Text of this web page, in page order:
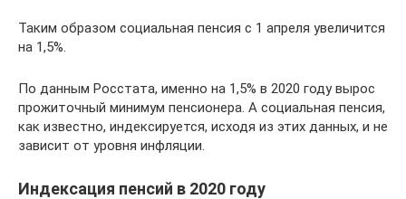
Таким образом социальная пенсия с 1 апреля увеличится
на 1,5%.
По данным Росстата, именно на 1,5% в 2020 году вырос
прожиточный минимум пенсионера. А социальная пенсия,
как известно, индексируется, исходя из этих данных, и не
зависит от уровня инфляции.
Индексация пенсий в 2020 году